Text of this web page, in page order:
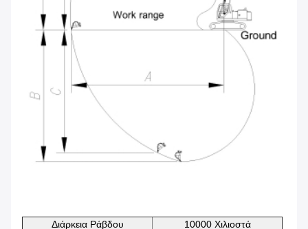
Διάρκεια Ράβδου 10000 Χιλιοστά